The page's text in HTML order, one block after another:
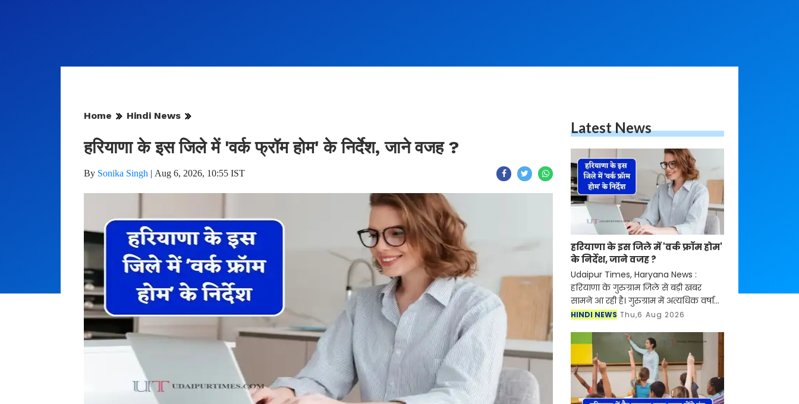
Home Hindi News
हरियाणा के इस जिले में 'वर्क फ्रॉम होम' के निर्देश, जाने वजह ?
By Sonika Singh | Aug 6, 2026, 10:55 IST
Latest News
हरियाणा के इस जिले में 'वर्क फ्रॉम होम'
के निर्देश, जाने वजह ?
Udaipur Times, Haryana News :
हरियाणा के गुरुग्राम जिले से बड़ी खबर
सामने आ रही है। गुरुग्राम में अत्यधिक वर्षा
के कारण कॉर्पोरेट कर्मचारियों के लिए 'वर्क
HINDI NEWS Thu,6 Aug 2026